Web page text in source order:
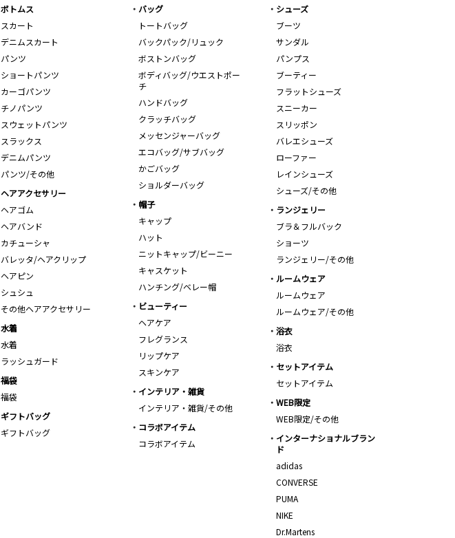
ボトムス
スカート
デニムスカート
パンツ
ショートパンツ
カーゴパンツ
チノパンツ
スウェットパンツ
スラックス
デニムパンツ
パンツ/その他
バッグ
トートバッグ
バックパック/リュック
ボストンバッグ
ボディバッグ/ウエストポー
チ
ハンドバッグ
クラッチバッグ
メッセンジャーバッグ
エコバッグ/サブバッグ
かごバッグ
ショルダーバッグ
シューズ
ブーツ
サンダル
パンプス
ブーティー
フラットシューズ
スニーカー
スリッポン
バレエシューズ
ローファー
レインシューズ
シューズ/その他
ヘアアクセサリー
ヘアゴム
ヘアバンド
カチューシャ
バレッタ/ヘアクリップ
ヘアピン
シュシュ
その他ヘアアクセサリー
帽子
キャップ
ハット
ニットキャップ/ビーニー
キャスケット
ハンチング/ベレー帽
ランジェリー
ブラ＆フルバック
ショーツ
ランジェリー/その他
ルームウェア
ルームウェア
ルームウェア/その他
ビューティー
ヘアケア
フレグランス
リップケア
スキンケア
水着
水着
ラッシュガード
浴衣
浴衣
セットアイテム
セットアイテム
福袋
福袋
インテリア・雑貨
インテリア・雑貨/その他
WEB限定
WEB限定/その他
ギフトバッグ
ギフトバッグ
コラボアイテム
コラボアイテム
インターナショナルブラン
ド
adidas
CONVERSE
PUMA
NIKE
Dr.Martens